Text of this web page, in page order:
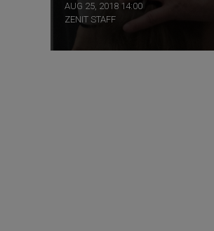
AUG 25, 2018 14:00
ZENIT STAFF